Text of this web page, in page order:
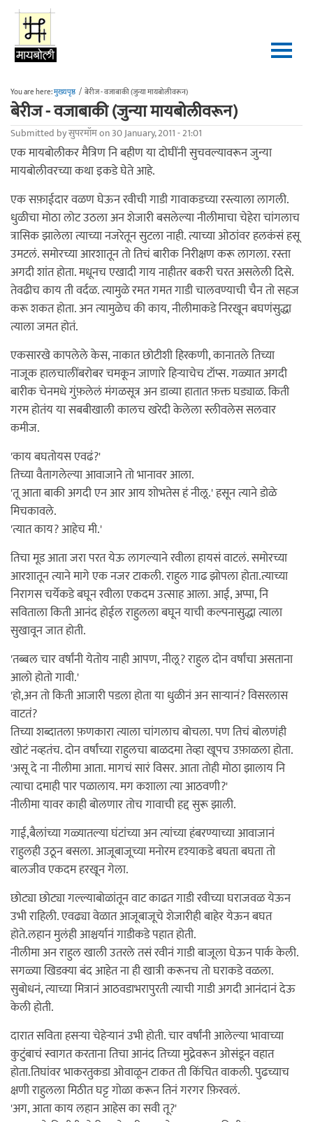
Skip to main content
You are here:मुख्यपृष्ठ / बेरीज - वजाबाकी (जुन्या मायबोलीवरून)
बेरीज - वजाबाकी (जुन्या मायबोलीवरून)
Submitted byसुपरमॉमon 30 January, 2011 - 21:01
एक मायबोलीकर मैत्रिण नि बहीण या दोघींनी सुचवल्यावरून जुन्या
मायबोलीवरच्या कथा इकडे घेते आहे.
एक सफ़ाईदार वळण घेऊन रवीची गाडी गावाकडच्या रस्त्याला लागली.
धुळीचा मोठा लोट उठला अन शेजारी बसलेल्या नीलीमाचा चेहेरा चांगलाच
त्रासिक झालेला त्याच्या नजरेतून सुटला नाही. त्याच्या ओठांवर हलकंसं हसू
उमटलं. समोरच्या आरशातून तो तिचं बारीक निरीक्षण करू लागला. रस्ता
अगदी शांत होता. मधूनच एखादी गाय नाहीतर बकरी चरत असलेली दिसे.
तेवढीच काय ती वर्दळ. त्यामुळे रमत गमत गाडी चालवण्याची चैन तो सहज
करू शकत होता. अन त्यामुळेच की काय, नीलीमाकडे निरखून बघणंसुद्धा
त्याला जमत होतं.
एकसारखे कापलेले केस, नाकात छोटीशी हिरकणी, कानातले तिच्या
नाजूक हालचालींबरोबर चमकून जाणारे हिर्‍याचेच टॉप्स. गळ्यात अगदी
बारीक चेनमधे गुंफ़लेलं मंगळसूत्र अन डाव्या हातात फ़क्त घड्याळ. किती
गरम होतंय या सबबीखाली कालच खरेदी केलेला स्लीवलेस सलवार
कमीज.
'काय बघतोयस एवढं?'
तिच्या वैतागलेल्या आवाजाने तो भानावर आला.
'तू आता बाकी अगदी एन आर आय शोभतेस हं नीलू.' हसून त्याने डोळे
मिचकावले.
'त्यात काय? आहेच मी.'
तिचा मूड आता जरा परत येऊ लागल्याने रवीला हायसं वाटलं. समोरच्या
आरशातून त्याने मागे एक नजर टाकली. राहुल गाढ झोपला होता.त्याच्या
निरागस चर्येकडे बघून रवीला एकदम उत्साह आला. आई, अप्पा, नि
सविताला किती आनंद होईल राहुलला बघून याची कल्पनासुद्धा त्याला
सुखावून जात होती.
'तब्बल चार वर्षांनी येतोय नाही आपण, नीलू? राहुल दोन वर्षांचा असताना
आलो होतो गावी.'
'हो,अन तो किती आजारी पडला होता या धुळीनं अन सार्‍यानं? विसरलास
वाटतं?
तिच्या शब्दातला फ़णकारा त्याला चांगलाच बोचला. पण तिचं बोलणंही
खोटं नव्हतंच. दोन वर्षांच्या राहुलचा बाळदमा तेव्हा खूपच उफ़ाळला होता.
'असू दे ना नीलीमा आता. मागचं सारं विसर. आता तोही मोठा झालाय नि
त्याचा दमाही पार पळालाय. मग कशाला त्या आठवणी?'
नीलीमा यावर काही बोलणार तोच गावाची हद्द सुरू झाली.
गाई,बैलांच्या गळ्यातल्या घंटांच्या अन त्यांच्या हंबरण्याच्या आवाजानं
राहुलही उठून बसला. आजूबाजूच्या मनोरम दृश्याकडे बघता बघता तो
बालजीव एकदम हरखून गेला.
छोट्या छोट्या गल्ल्याबोळांतून वाट काढत गाडी रवीच्या घराजवळ येऊन
उभी राहिली. एवढ्या वेळात आजूबाजूचे शेजारीही बाहेर येऊन बघत
होते.लहान मुलंही आश्चर्यानं गाडीकडे पहात होती.
नीलीमा अन राहुल खाली उतरले तसं रवीनं गाडी बाजूला घेऊन पार्क केली.
सगळ्या खिडक्या बंद आहेत ना ही खात्री करूनच तो घराकडे वळला.
सुबोधनं, त्याच्या मित्रानं आठवडाभरापुरती त्याची गाडी अगदी आनंदानं देऊ
केली होती.
दारात सविता हसर्‍या चेहेर्‍यानं उभी होती. चार वर्षांनी आलेल्या भावाच्या
कुटुंबाचं स्वागत करताना तिचा आनंद तिच्या मुद्रेवरून ओसंडून वहात
होता.तिघांवर भाकरतुकडा ओवाळून टाकत ती किंचित वाकली. पुढच्याच
क्षणी राहुलला मिठीत घट्ट गोळा करून तिनं गरगर फ़िरवलं.
'अग, आता काय लहान आहेस का सवी तू?'